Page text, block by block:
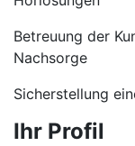
Betreuung der
Nachsorge
Sicherstellung
Ihr Profil